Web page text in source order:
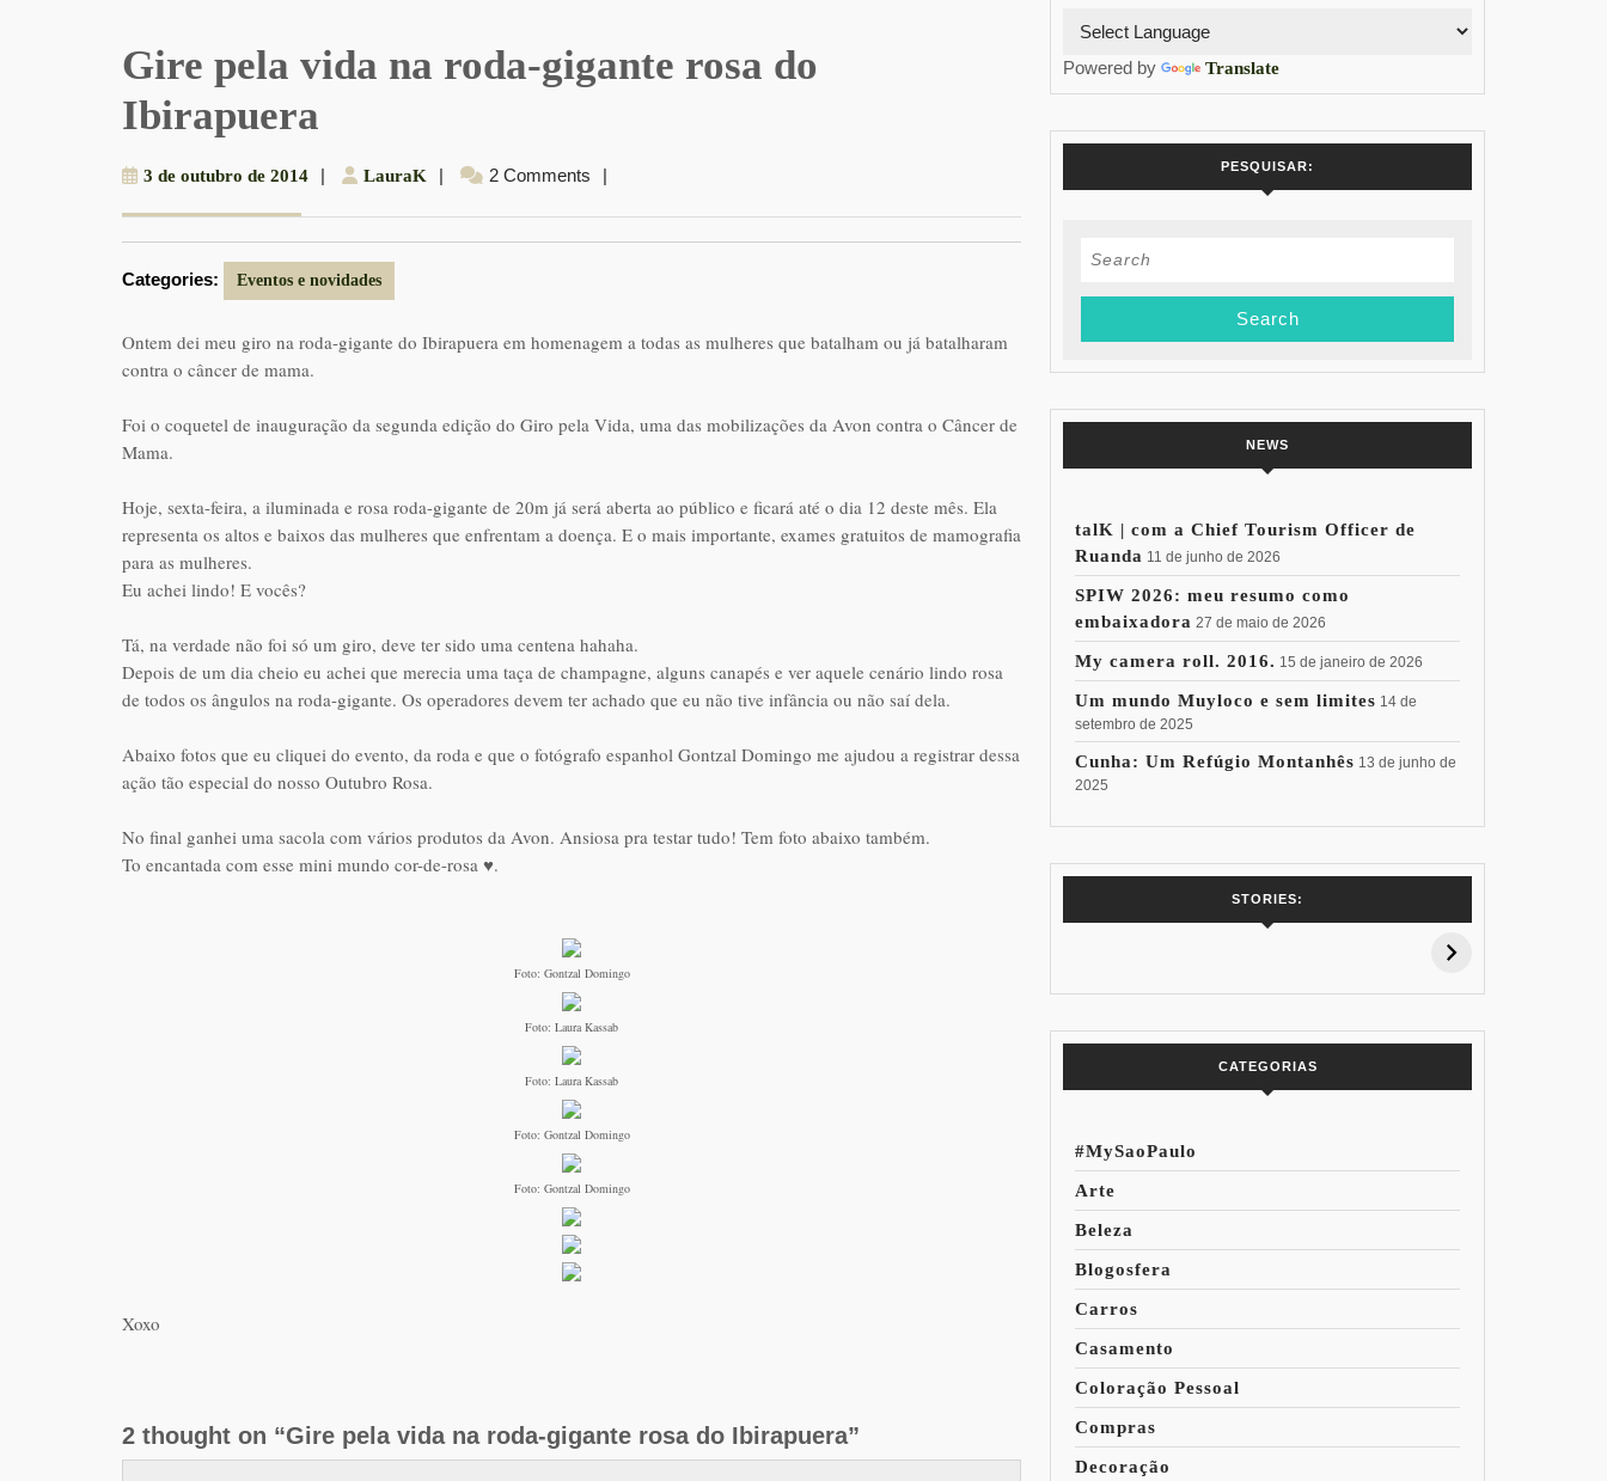
Gire pela vida na roda-gigante rosa do
Ibirapuera
3 de outubro de 20143
2014
| LauraK LauraK
| 2 Comments |
Categories: Eventos e novidades
Ontem dei meu giro na roda-gigante do Ibirapuera em homenagem a todas as mulheres que batalham ou já batalharam
contra o câncer de mama.
Foi o coquetel de inauguração da segunda edição do Giro pela Vida, uma das mobilizações da Avon contra o Câncer de
Mama.
Hoje, sexta-feira, a iluminada e rosa roda-gigante de 20m já será aberta ao público e ficará até o dia 12 deste mês. Ela
representa os altos e baixos das mulheres que enfrentam a doença. E o mais importante, exames gratuitos de mamografia
para as mulheres.
Eu achei lindo! E vocês?
Tá, na verdade não foi só um giro, deve ter sido uma centena hahaha.
Depois de um dia cheio eu achei que merecia uma taça de champagne, alguns canapés e ver aquele cenário lindo rosa
de todos os ângulos na roda-gigante. Os operadores devem ter achado que eu não tive infância ou não saí dela.
Abaixo fotos que eu cliquei do evento, da roda e que o fotógrafo espanhol Gontzal Domingo me ajudou a registrar dessa
ação tão especial do nosso Outubro Rosa.
No final ganhei uma sacola com vários produtos da Avon. Ansiosa pra testar tudo! Tem foto abaixo também.
To encantada com esse mini mundo cor-de-rosa ♥.
Foto: Gontzal Domingo
Foto: Laura Kassab
Foto: Laura Kassab
Foto: Gontzal Domingo
Foto: Gontzal Domingo
Xoxo
2 thought on “Gire pela vida na roda-gigante rosa do Ibirapuera”
Powered by Translate
PESQUISAR:
Search
NEWS
talK | com a Chief Tourism Officer de
Ruanda 11 de junho de 2026
SPIW 2026: meu resumo como
embaixadora 27 de maio de 2026
My camera roll. 2016. 15 de janeiro de 2026
Um mundo Muyloco e sem limites 14 de
setembro de 2025
Cunha: Um Refúgio Montanhês 13 de junho de
2025
STORIES:
7 Vinhos com +
15% de
Pessoal: Os
CATEGORIAS
#MySaoPaulo
Arte
Beleza
Blogosfera
Carros
Casamento
Coloração Pessoal
Compras
Decoração